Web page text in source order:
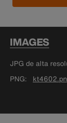
IMAGES
JPG de alta
PNG